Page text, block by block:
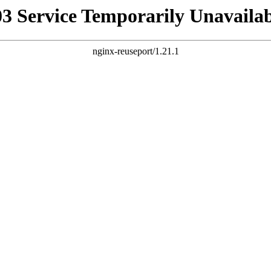
Service Temporarily
nginx-reuseport/1.21.1